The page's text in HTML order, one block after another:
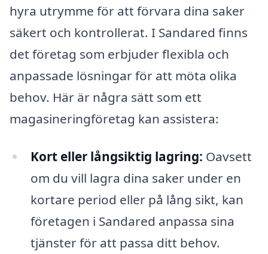
hyra utrymme för att förvara dina saker
säkert och kontrollerat. I Sandared finns
det företag som erbjuder flexibla och
anpassade lösningar för att möta olika
behov. Här är några sätt som ett
magasineringföretag kan assistera:
Kort eller långsiktig lagring: Oavsett
om du vill lagra dina saker under en
kortare period eller på lång sikt, kan
företagen i Sandared anpassa sina
tjänster för att passa ditt behov.